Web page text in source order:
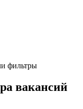
фильтры
вакансий